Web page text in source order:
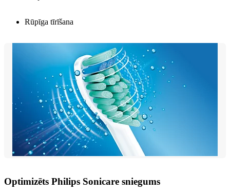
Rūpīga tīrīšana
Optimizēts Philips Sonicare sniegums